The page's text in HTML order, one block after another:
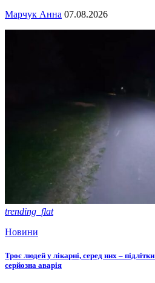
Марчук Анна 07.08.2026
trending_flat
Новини
Троє людей у лікарні, серед них –
серйозна аварія